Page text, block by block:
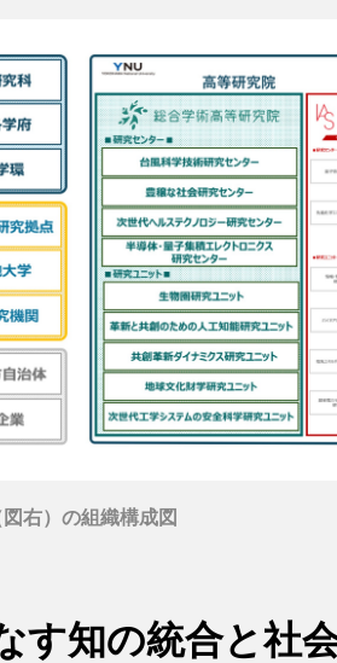
右）の組織構成図
す知の統合と社